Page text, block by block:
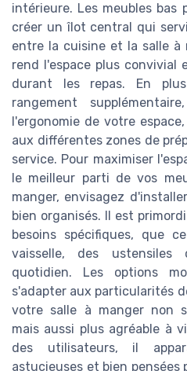
intérieure. Les meubles
créer un îlot central qui
entre la cuisine et la salle à
rend l'espace plus
durant les repas. En
rangement
l'ergonomie de votre
aux différentes zones de
service. Pour maximiser
le meilleur parti de vos
manger, envisagez
bien organisés. Il est
besoins spécifiques, que
vaisselle, des
quotidien. Les options
s'adapter aux particularités
votre salle à manger non
mais aussi plus agréable à
des utilisateurs, il
astucieuses et bien pensées